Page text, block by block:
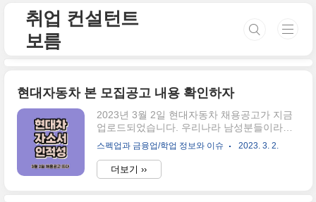
취업 컨설턴트
보름
현대자동차 본 모집공고 내용 확인하자
2023년 3월 2일 현대자동차 채용공고가 지금
업로드되었습니다. 우리나라 남성분들이라면
사실 도전해보고 싶은 고액 연봉 생산라인인데
요. 현재 홈페이지는 접속자가 많기 때문에 업
로드가 지연되고 있습니다. 공고문을 확인하실
수 없으신 분들은 아래의 내용을 확인해 보세
스펙업과 금융업/학업 정보와 이슈 2023. 3. 2.
더보기 ››